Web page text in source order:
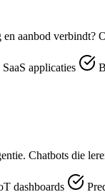
aanbod verbindt?
SaaS applicaties
Chatbots die
dashboards